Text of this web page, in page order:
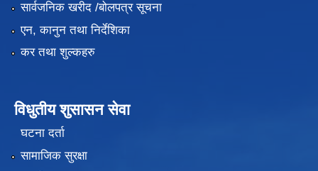
सार्वजनिक खरीद /बोलपत्र सूचना
एन, कानुन तथा निर्देशिका
कर तथा शुल्कहरु
विधुतीय शुसासन सेवा
घटना दर्ता
सामाजिक सुरक्षा